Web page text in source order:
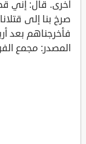
أخرى. قال: إني
صرخ بنا إلى
المصدر: مجمع الفوائد [1] صفة الصفوة